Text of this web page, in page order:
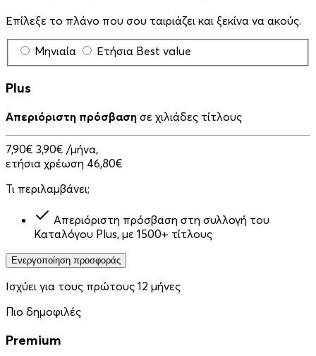
Επίλεξε το πλάνο που σου ταιριάζει και ξεκίνα να ακούς.
Μηνιαία Ετήσια Best value
Plus
Απεριόριστη πρόσβαση σε χιλιάδες τίτλους
7,90€ 3,90€ /μήνα,
ετήσια χρέωση 46,80€
Τι περιλαμβάνει;
Απεριόριστη πρόσβαση στη συλλογή του
Καταλόγου Plus, με 1500+ τίτλους
Ενεργοποίηση προσφοράς
Ισχύει για τους πρώτους 12 μήνες
Πιο δημοφιλές
Premium